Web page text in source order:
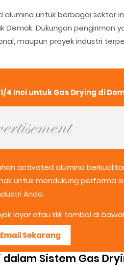
untuk berbagai sektor
Demak. Dukungan pengiriman
maupun proyek industri
4 Inci untuk Gas Drying di
activated alumina
untuk mendukung performa
Anda.
layar atau klik tombol di
Sekarang
Sistem Gas